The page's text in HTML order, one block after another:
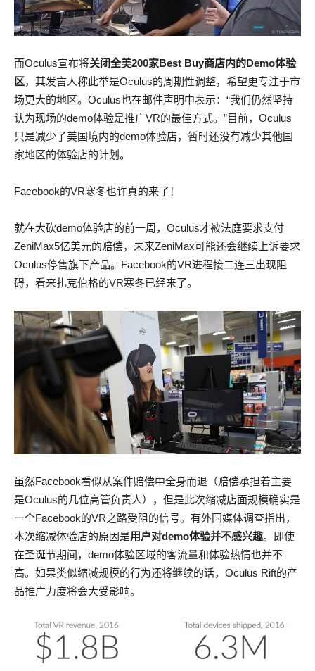
而Oculus宣布将关闭全美200家Best Buy商店内的Demo体验
区，其发言人称此举是Oculus的周期性调整，希望更专注于市
场更大的地区。Oculus也在邮件声明中表示：“我们仍然坚持
认为现场的demo体验是推广VR的最佳方式。”目前，Oculus
只是减少了美国境内的demo体验店，暂时还没有减少其他国
家地区的体验店的计划。
Facebook的VR寒冬也许真的来了！
就在大砍demo体验店的前一周，Oculus才被法庭要求支付
ZeniMax5亿美元的赔偿，未来ZeniMax可能还会继续上诉要求
Oculus停售旗下产品。Facebook的VR进程接二连三出现阻
碍，看来扎克伯格的VR寒冬已经来了。
虽然Facebook看似从案件赔偿中全身而退（赔偿承担着主要
是Oculus的几位高管负责人），但是此次缩减店面规模确实是
一个Facebook的VR之路受阻的信号。有外国媒体调查指出，
本次缩减体验店的原因是用户对demo体验并不感兴趣。即使
在圣诞节期间，demo体验区域的客流量和体验热情也并不
高。如果类似缩减规模的行为还将继续的话，Oculus Rift的产
品推广力度将会大受影响。